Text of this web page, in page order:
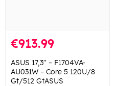
€913.99
ASUS 17,3" – F1704VA-
AU031W – Core 5 120U/8
Gt/512 GtASUS